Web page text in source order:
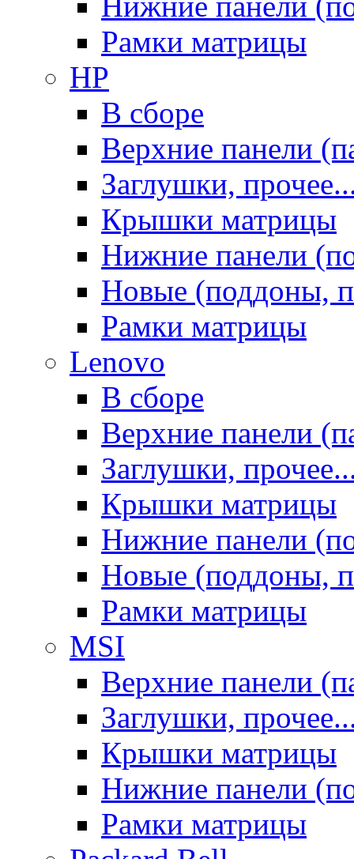
Рамки матрицы
HP
В сборе
Верхние панели
Заглушки,
Крышки матрицы
Нижние панели
Новые (поддоны,
Рамки матрицы
Lenovo
В сборе
Верхние панели
Заглушки,
Крышки матрицы
Нижние панели
Новые (поддоны,
Рамки матрицы
MSI
Верхние панели
Заглушки,
Крышки матрицы
Нижние панели
Рамки матрицы